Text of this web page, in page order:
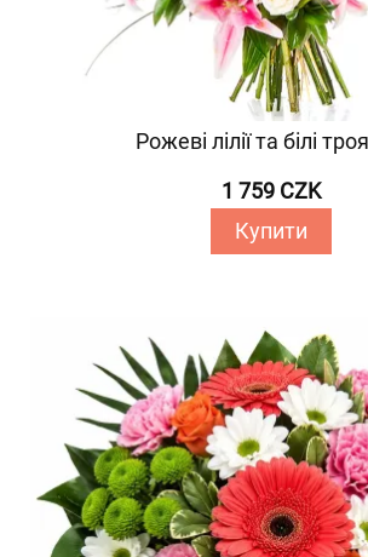
Рожеві лілії та білі
1 759 CZK
Купити